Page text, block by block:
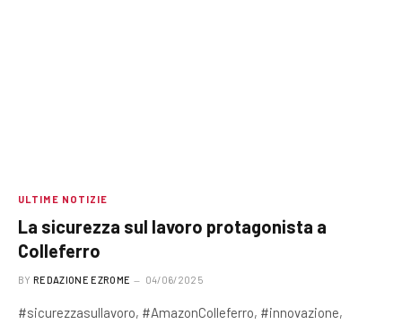
ULTIME NOTIZIE
La sicurezza sul lavoro protagonista a
Colleferro
BY REDAZIONE EZROME 04/06/2025
#sicurezzasullavoro, #AmazonColleferro, #innovazione,